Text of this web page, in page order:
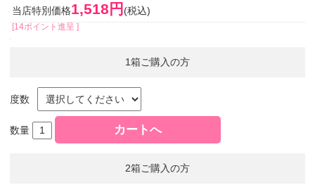
当店特別価格1,518円 (税込)
[14ポイント進呈 ]
1箱ご購入の方
度数
数量
2箱ご購入の方